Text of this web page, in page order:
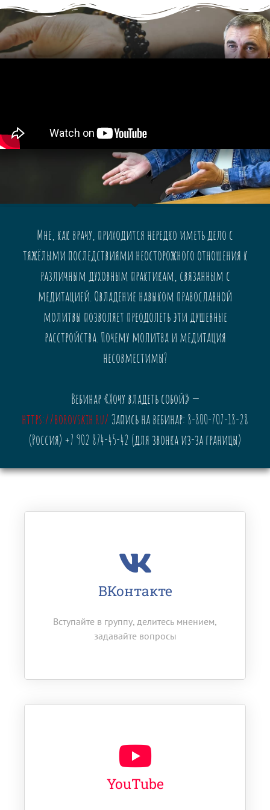
Мне, как врачу, приходится нередко иметь дело с
тяжёлыми последствиями неосторожного отношения к
различным духовным практикам, связанным с
медитацией. Овладение навыком православной
молитвы позволяет преодолеть эти душевные
расстройства. Почему молитва и медитация
несовместимы?
Вебинар «Хочу владеть собой» —
https://borovskih.ru/ Запись на вебинар: 8-800-707-18-28
(Россия) +7 902 874-45-42 (для звонка из-за границы)
ВКонтакте
Вступайте в группу, делитесь мнением,
задавайте вопросы
YouTube